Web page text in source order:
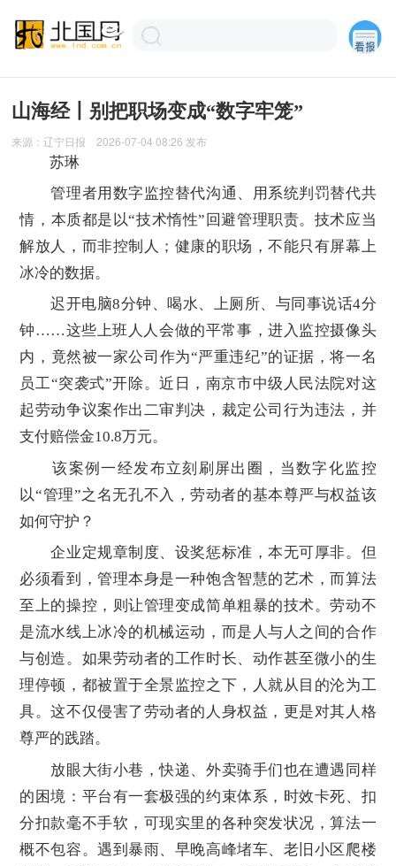
山海经丨别把职场变成“数字牢笼”
来源：辽宁日报 2026-07-04 08:26 发布
苏琳
管理者用数字监控替代沟通、用系统判罚替代共
情，本质都是以“技术惰性”回避管理职责。技术应当
解放人，而非控制人；健康的职场，不能只有屏幕上
冰冷的数据。
迟开电脑8分钟、喝水、上厕所、与同事说话4分
钟……这些上班人人会做的平常事，进入监控摄像头
内，竟然被一家公司作为“严重违纪”的证据，将一名
员工“突袭式”开除。近日，南京市中级人民法院对这
起劳动争议案作出二审判决，裁定公司行为违法，并
支付赔偿金10.8万元。
该案例一经发布立刻刷屏出圈，当数字化监控
以“管理”之名无孔不入，劳动者的基本尊严与权益该
如何守护？
企业定规章制度、设奖惩标准，本无可厚非。但
必须看到，管理本身是一种饱含智慧的艺术，而算法
至上的操控，则让管理变成简单粗暴的技术。劳动不
是流水线上冰冷的机械运动，而是人与人之间的合作
与创造。如果劳动者的工作时长、动作甚至微小的生
理停顿，都被置于全景监控之下，人就从目的沦为工
具。这不仅侵害了劳动者的人身权益，更是对其人格
尊严的践踏。
放眼大街小巷，快递、外卖骑手们也在遭遇同样
的困境：平台有一套极强的约束体系，时效卡死、扣
分扣款毫不手软，可现实里的各种突发状况，算法一
概不包容。遇到暴雨、早晚高峰堵车、老旧小区爬楼